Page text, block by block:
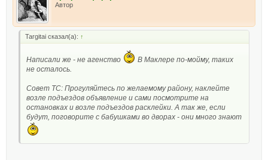
Автор
Targitai сказал(а): ↑
Написали же - не агенство
В Маклере по-мойму, таких
не осталось.
Совет ТС: Прогуляйтесь по желаемому району, наклейте
возле подъездов объявление и сами посмотрите на
остановках и возле подъездов расклейки. А так же, если
будут, поговорите с бабушками во дворах - они много знают